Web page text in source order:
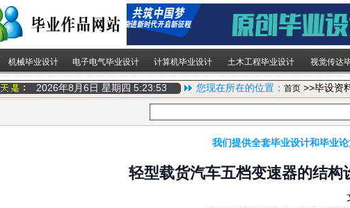
机械毕业设计 电子电气毕业设计 计算机毕业设计 土木工程毕业设计 视觉传达
2026年8月6日 星期四 5:23:54 您现在所在的位置： 首页 >>毕设资
我们提供全套毕业设计和毕业论
轻型载货汽车五档变速器的结构